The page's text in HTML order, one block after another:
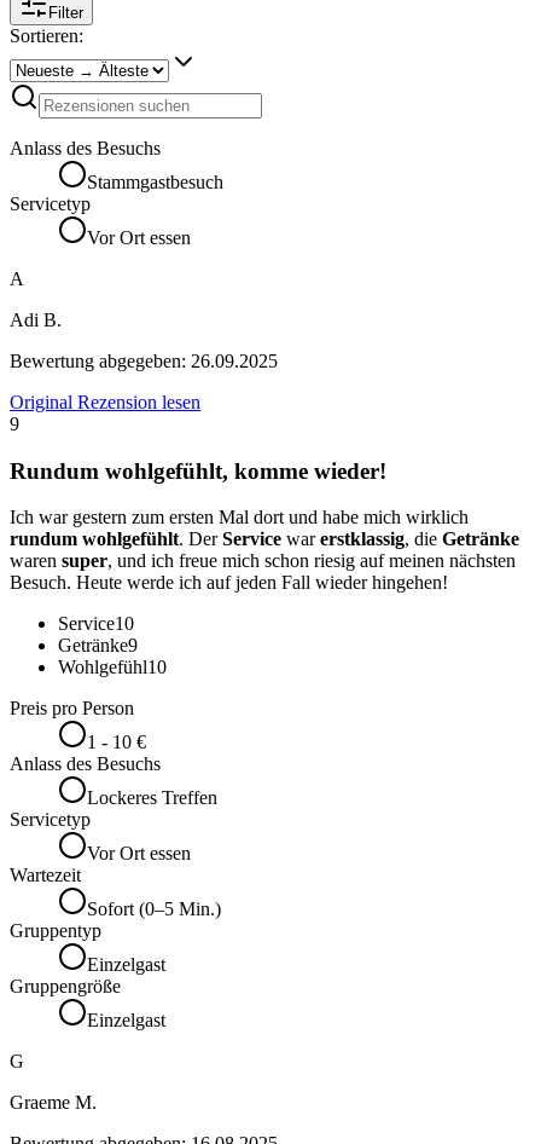
Filter
Sortieren:
Anlass des Besuchs
Stammgastbesuch
Servicetyp
Vor Ort essen
A
Adi B.
Bewertung abgegeben: 26.09.2025
Original Rezension lesen
9
Rundum wohlgefühlt, komme wieder!
Ich war gestern zum ersten Mal dort und habe mich wirklich
rundum wohlgefühlt. DerService warerstklassig, die Getränke
waren super, und ich freue mich schon riesig auf meinen nächsten
Besuch. Heute werde ich auf jeden Fall wieder hingehen!
Service10
Getränke9
Wohlgefühl10
Preis pro Person
1 - 10 €
Anlass des Besuchs
Lockeres Treffen
Servicetyp
Vor Ort essen
Wartezeit
Sofort (0–5 Min.)
Gruppentyp
Einzelgast
Gruppengröße
Einzelgast
G
Graeme M.